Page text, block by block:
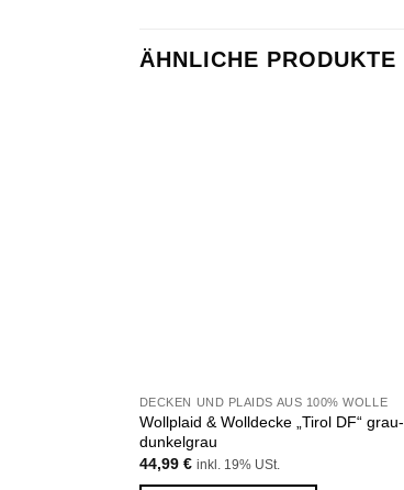
ÄHNLICHE PRODUKTE
DECKEN UND PLAIDS AUS 100% WOLLE
Wollplaid & Wolldecke „Tirol DF“ grau-
dunkelgrau
44,99 € inkl. 19% USt.